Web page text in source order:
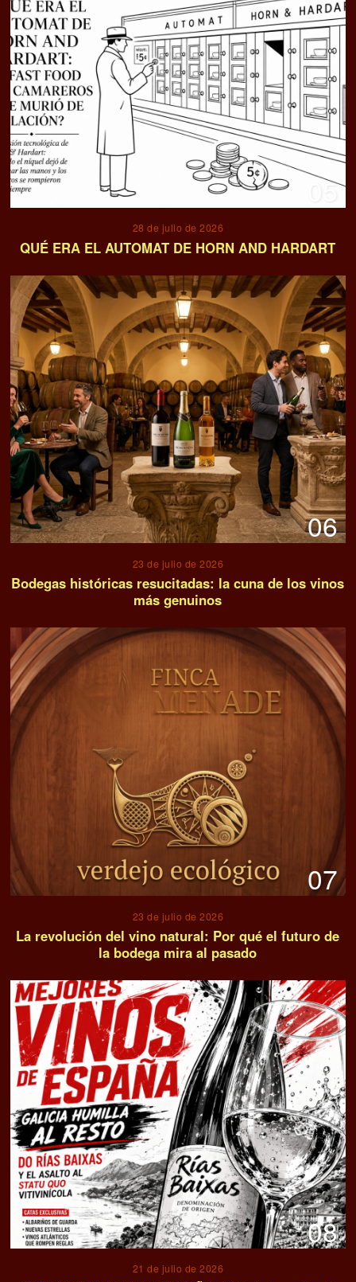
05
28 de julio de 2026
QUÉ ERA EL AUTOMAT DE HORN AND HARDART
06
23 de julio de 2026
Bodegas históricas resucitadas: la cuna de los vinos
más genuinos
07
23 de julio de 2026
La revolución del vino natural: Por qué el futuro de
la bodega mira al pasado
08
21 de julio de 2026